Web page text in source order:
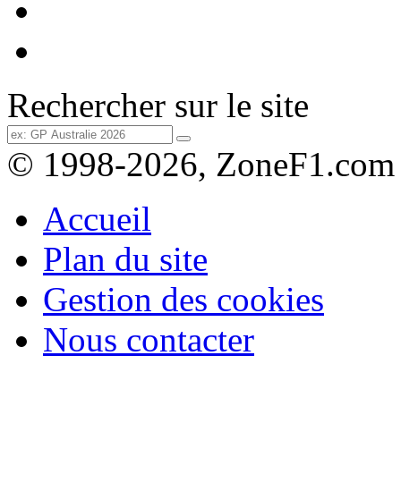
Rechercher sur le site
© 1998-2026, ZoneF1.com
Accueil
Plan du site
Gestion des cookies
Nous contacter